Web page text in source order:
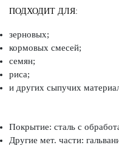
ПОДХОДИТ ДЛЯ:
зерновых;
кормовых смесей;
семян;
риса;
и других сыпучих
Покрытие: сталь с
Другие мет. части: